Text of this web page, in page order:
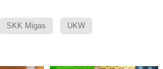
SKK Migas UKW